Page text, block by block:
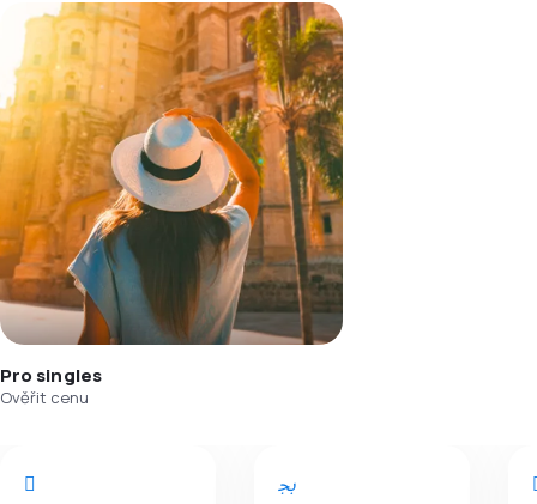
Pro singles
Ověřit cenu